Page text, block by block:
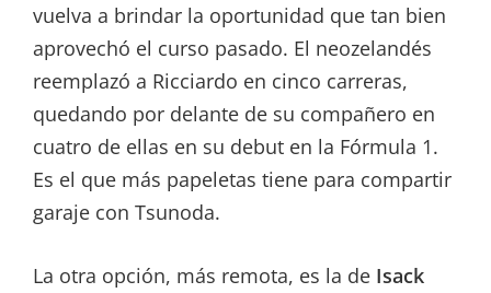
vuelva a brindar la oportunidad que tan bien
aprovechó el curso pasado. El neozelandés
reemplazó a Ricciardo en cinco carreras,
quedando por delante de su compañero en
cuatro de ellas en su debut en la Fórmula 1.
Es el que más papeletas tiene para compartir
garaje con Tsunoda.
La otra opción, más remota, es la de Isack